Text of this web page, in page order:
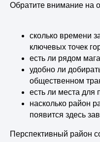
Обратите внимание на
сколько времени
ключевых точек
есть ли рядом
удобно ли
общественном
есть ли места для
насколько район
появится здесь
Перспективный район